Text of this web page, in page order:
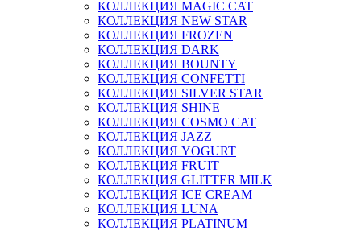
КОЛЛЕКЦИЯ MAGIC CAT
КОЛЛЕКЦИЯ NEW STAR
КОЛЛЕКЦИЯ FROZEN
КОЛЛЕКЦИЯ DARK
КОЛЛЕКЦИЯ BOUNTY
КОЛЛЕКЦИЯ CONFETTI
КОЛЛЕКЦИЯ SILVER STAR
КОЛЛЕКЦИЯ SHINE
КОЛЛЕКЦИЯ COSMO CAT
КОЛЛЕКЦИЯ JAZZ
КОЛЛЕКЦИЯ YOGURT
КОЛЛЕКЦИЯ FRUIT
КОЛЛЕКЦИЯ GLITTER MILK
КОЛЛЕКЦИЯ ICE CREAM
КОЛЛЕКЦИЯ LUNA
КОЛЛЕКЦИЯ PLATINUM